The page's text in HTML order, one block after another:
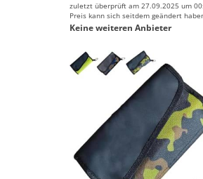
zuletzt überprüft am 27.09.2025 um
Preis kann sich seitdem geändert
Keine weiteren Anbieter